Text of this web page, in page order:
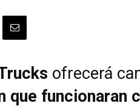
ofrecerá
funcionaran